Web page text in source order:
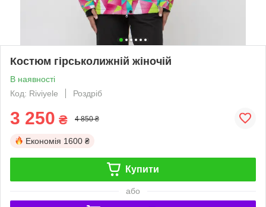
Костюм гірськолижнiй жіночiй
В наявності
Код: Riviyele
Роздріб
3 250 ₴ 4 850 ₴
Економія 1600 ₴
Купити
або